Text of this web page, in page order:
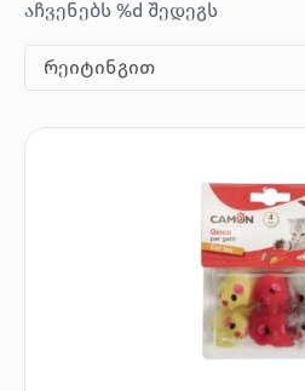
აჩვენებს %d შედეგს
რეიტინგით